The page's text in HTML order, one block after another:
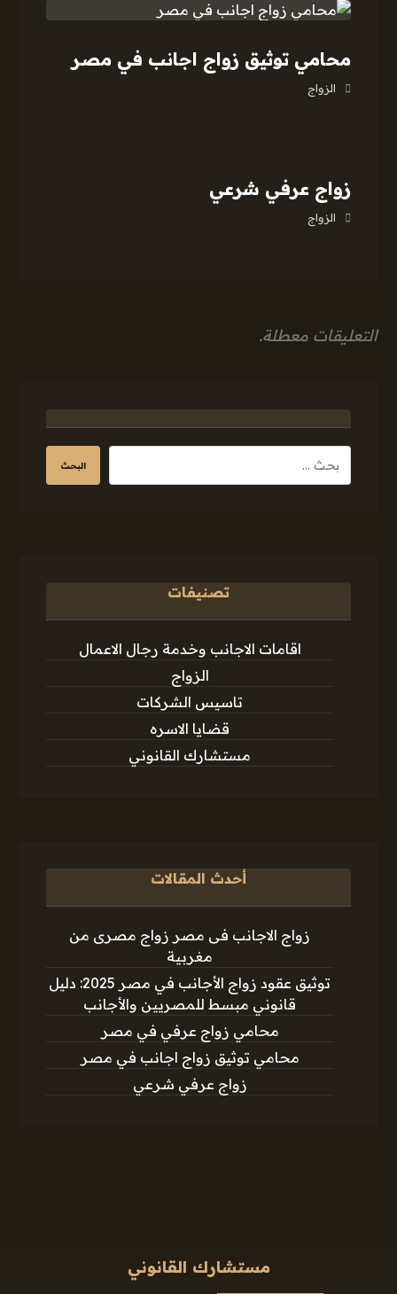
محامي توثيق زواج اجانب في مصر
الزواج
زواج عرفي شرعي
الزواج
التعليقات معطلة.
البحث
تصنيفات
اقامات الاجانب وخدمة رجال الاعمال
الزواج
تاسيس الشركات
قضايا الاسره
مستشارك القانوني
أحدث المقالات
زواج الاجانب فى مصر زواج مصرى من
مغربية
توثيق عقود زواج الأجانب في مصر 2025: دليل
قانوني مبسط للمصريين والأجانب
محامي زواج عرفي في مصر
محامي توثيق زواج اجانب في مصر
زواج عرفي شرعي
مستشارك القانوني